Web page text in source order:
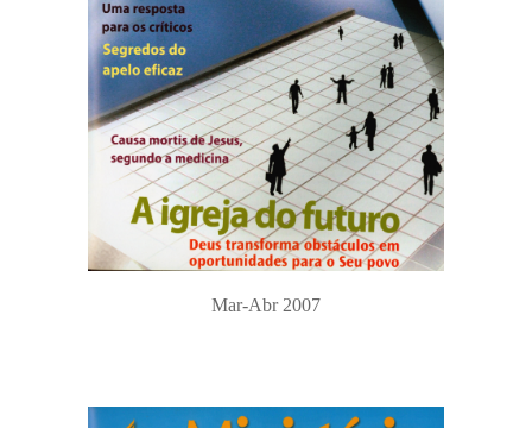
Mar-Abr 2007